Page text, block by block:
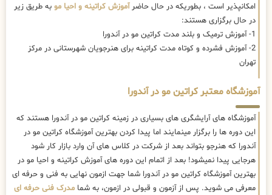
امکانپذیر است ، بطوریکه در حال حاضرآموزش کراتینه و احیا مو به طریق زیر
در حال برگزاری هستند:
1- آموزش ترمیک و بلند مدت کراتین مو در آندورا
2- آموزش فشرده و کوتاه مدت کراتینه برای هنرجویان شهرستانی در مرکز
تهران
آموزشگاه معتبر کراتین مو در آندورا
آموزشگاه های آرایشگری های بسیاری در زمینه کراتین مو در آندورا هستند که
این دوره ها را برگزار مینمایند اما پیدا کردن بهترین آموزشگاه کراتین مو در
آندورا که هنرجو بتواند بعد از شرکت در کلاس های آن وارد بازار کار شود
هرجایی پیدا نمیشود! بعد از اتمام این دوره های آموزش کراتینه و احیا مو در
بهترین آموزشگاه کراتین مو در آندورا شما جهت ازمون نهایی به فنی و حرفه ای
معرفی می شوید. پس از آزمون و قبولی در ازمون، به شما مدرک فنی حرفه ای